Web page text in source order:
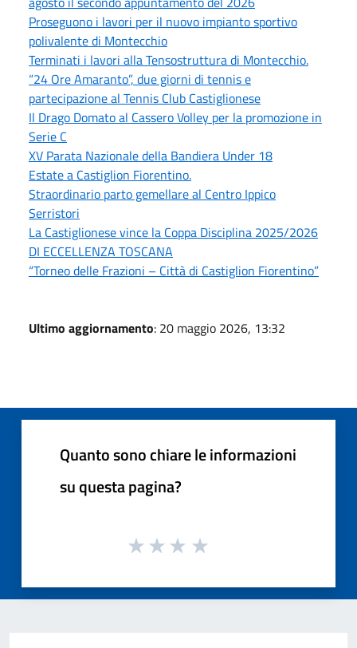
Proseguono i lavori per il nuovo impianto sportivo
polivalente di Montecchio
Terminati i lavori alla Tensostruttura di Montecchio.
“24 Ore Amaranto”, due giorni di tennis e
partecipazione al Tennis Club Castiglionese
Il Drago Domato al Cassero Volley per la promozione in
Serie C
XV Parata Nazionale della Bandiera Under 18
Estate a Castiglion Fiorentino.
Straordinario parto gemellare al Centro Ippico
Serristori
La Castiglionese vince la Coppa Disciplina 2025/2026
DI ECCELLENZA TOSCANA
“Torneo delle Frazioni – Città di Castiglion Fiorentino”
Ultimo aggiornamento: 20 maggio 2026, 13:32
Quanto sono chiare le informazioni
su questa pagina?